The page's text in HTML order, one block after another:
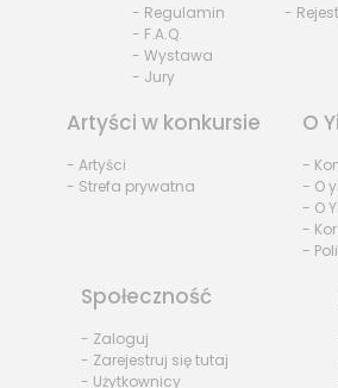
- Regulamin
- F.A.Q.
- Wystawa
- Jury
-
Artyści w konkursie
- Artyści
- Strefa prywatna
O
-
- O
- O
-
-
Społeczność
- Zaloguj
- Zarejestruj się tutaj
- Użytkownicy